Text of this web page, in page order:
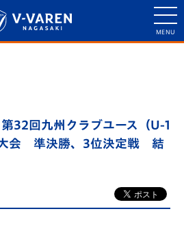
32回九州クラブユース（U-1
会 準決勝、3位決定戦 結